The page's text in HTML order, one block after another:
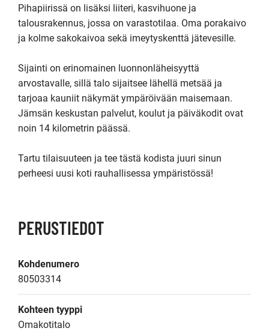
Pihapiirissä on lisäksi liiteri, kasvihuone ja
talousrakennus, jossa on varastotilaa. Oma porakaivo
ja kolme sakokaivoa sekä imeytyskenttä jätevesille.
Sijainti on erinomainen luonnonläheisyyttä
arvostavalle, sillä talo sijaitsee lähellä metsää ja
tarjoaa kauniit näkymät ympäröivään maisemaan.
Jämsän keskustan palvelut, koulut ja päiväkodit ovat
noin 14 kilometrin päässä.
Tartu tilaisuuteen ja tee tästä kodista juuri sinun
perheesi uusi koti rauhallisessa ympäristössä!
PERUSTIEDOT
Kohdenumero
80503314
Kohteen tyyppi
Omakotitalo